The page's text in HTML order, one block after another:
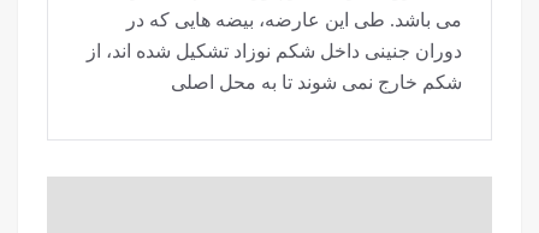
می باشد. طی این عارضه، بیضه هایی که در
دوران جنینی داخل شکم نوزاد تشکیل شده اند، از
شکم خارج نمی شوند تا به محل اصلی